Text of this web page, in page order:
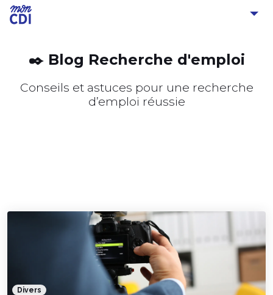
✒️ Blog Recherche d'emploi
Conseils et astuces pour une recherche
d’emploi réussie
Divers